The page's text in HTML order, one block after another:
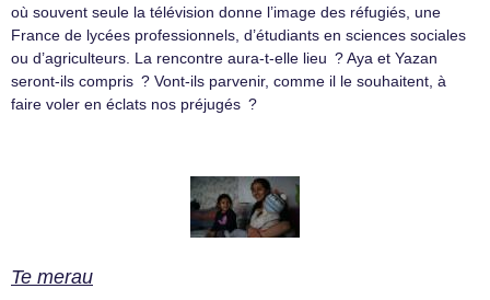
où souvent seule la télévision donne l’image des réfugiés, une
France de lycées professionnels, d’étudiants en sciences sociales
ou d’agriculteurs. La rencontre aura-t-elle lieu ? Aya et Yazan
seront-ils compris ? Vont-ils parvenir, comme il le souhaitent, à
faire voler en éclats nos préjugés ?
Te merau